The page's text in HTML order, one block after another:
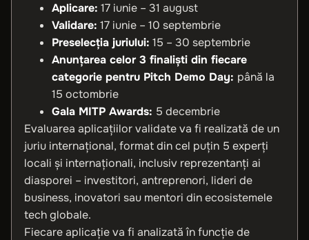
Aplicare: 17 iunie – 31 august
Validare: 17 iunie – 10 septembrie
Preselecția juriului: 15 – 30 septembrie
Anunțarea celor 3 finaliști din fiecare
categorie pentru Pitch Demo Day: până la
15 octombrie
Gala MITP Awards: 5 decembrie
Evaluarea aplicațiilor validate va fi realizată de un
juriu internațional, format din cel puțin 5 experți
locali și internaționali, inclusiv reprezentanți ai
diasporei – investitori, antreprenori, lideri de
business, inovatori sau mentori din ecosistemele
tech globale.
Fiecare aplicație va fi analizată în funcție de